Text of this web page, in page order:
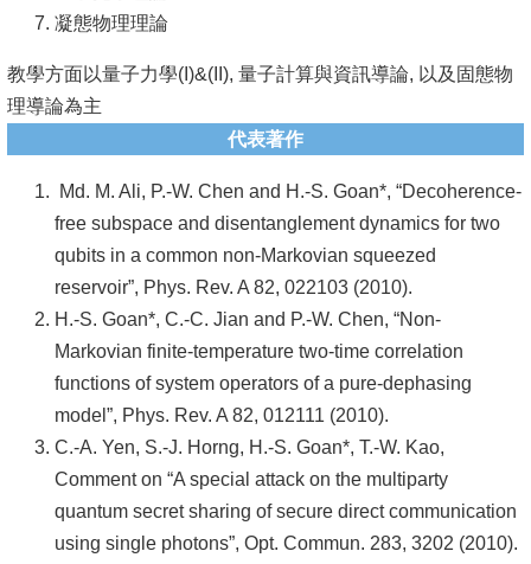
大
首
頁
網
訊
凝態物理理論
教學方面以量子力學(I)&(II), 量子計算與資訊導論, 以及固態物
理導論為主
代表著作
Md. M. Ali, P.-W. Chen and H.-S. Goan*, “Decoherence-
free subspace and disentanglement dynamics for two
qubits in a common non-Markovian squeezed
reservoir”, Phys. Rev. A 82, 022103 (2010).
H.-S. Goan*, C.-C. Jian and P.-W. Chen, “Non-
Markovian finite-temperature two-time correlation
functions of system operators of a pure-dephasing
model”, Phys. Rev. A 82, 012111 (2010).
C.-A. Yen, S.-J. Horng, H.-S. Goan*, T.-W. Kao,
Comment on “A special attack on the multiparty
quantum secret sharing of secure direct communication
using single photons”, Opt. Commun. 283, 3202 (2010).